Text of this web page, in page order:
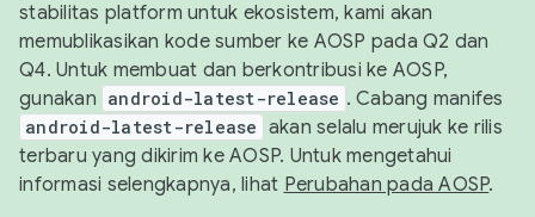
stabilitas platform untuk ekosistem, kami akan
memublikasikan kode sumber ke AOSP pada Q2 dan
Q4. Untuk membuat dan berkontribusi ke AOSP,
gunakan android-latest-release . Cabang manifes
android-latest-release akan selalu merujuk ke rilis
terbaru yang dikirim ke AOSP. Untuk mengetahui
informasi selengkapnya, lihat Perubahan pada AOSP.